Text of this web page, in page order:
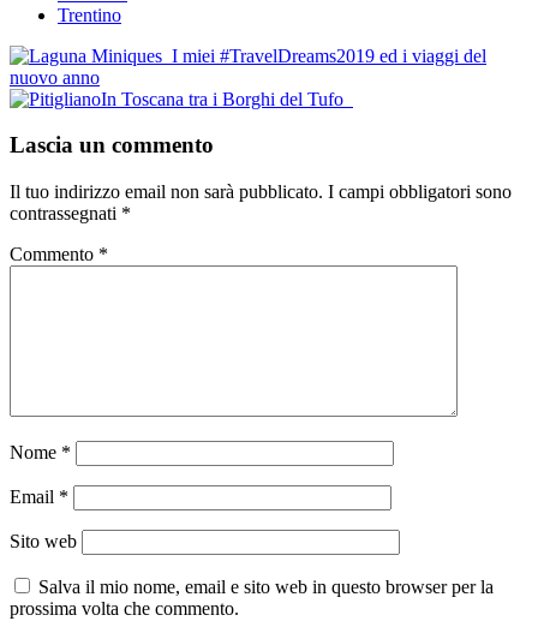
Trentino
Post
navigation
I miei #TravelDreams2019 ed i viaggi del
nuovo anno
In Toscana tra i Borghi del Tufo
Lascia un commento
Il tuo indirizzo email non sarà pubblicato. I campi obbligatori sono
contrassegnati *
Commento *
Nome *
Email *
Sito web
Salva il mio nome, email e sito web in questo browser per la
prossima volta che commento.